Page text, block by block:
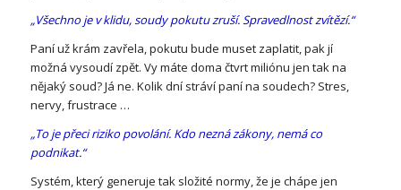
„Všechno je v klidu, soudy pokutu zruší. Spravedlnost zvítězí.“
Paní už krám zavřela, pokutu bude muset zaplatit, pak jí
možná vysoudí zpět. Vy máte doma čtvrt miliónu jen tak na
nějaký soud? Já ne. Kolik dní stráví paní na soudech? Stres,
nervy, frustrace …
„To je přeci riziko povolání. Kdo nezná zákony, nemá co
podnikat.“
Systém, který generuje tak složité normy, že je chápe jen